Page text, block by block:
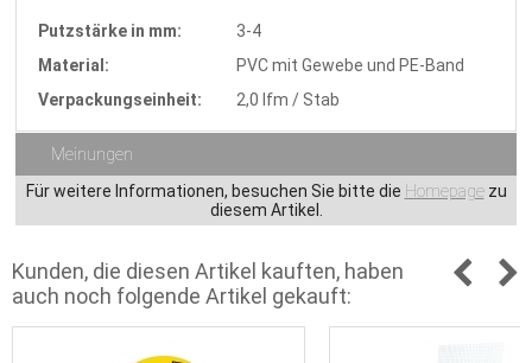
Putzstärke in mm:
3-4
Material:
PVC mit Gewebe und PE-Band
Verpackungseinheit:
2,0 lfm / Stab
Meinungen
Für weitere Informationen, besuchen Sie bitte die Homepagezu
diesem Artikel.
Kunden, die diesen Artikel kauften, haben
auch noch folgende Artikel gekauft: